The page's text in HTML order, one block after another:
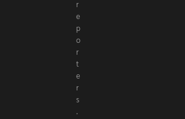
h
e
r
e
p
o
r
t
e
r